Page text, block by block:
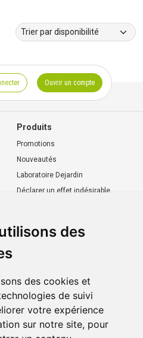
des
des cookies et
de suivi
votre expérience
sur notre site, pour
Ouvrir un compte
Produits
Promotions
Nouveautés
Laboratoire Dejardin
Déclarer un effet indésirable
Livraison chez vous
Livraison dans un Point
d’enlèvement
Retrait dans la pharmacie